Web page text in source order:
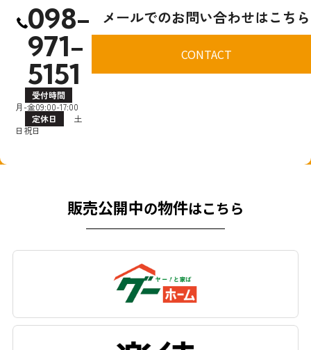
098-
971-
5151
受付時間
月-金09:00-17:00
定休日
土
日祝日
メールでのお問い合わせはこちら
CONTACT
販売公開中の物件はこちら